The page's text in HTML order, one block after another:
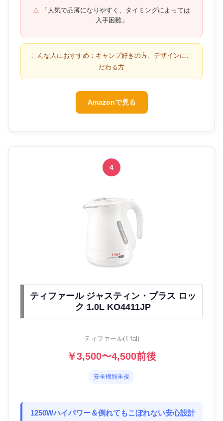
「人気で品薄になりやすく、タイミングによっては
入手困難」
こんな人におすすめ：キャンプ好きの方、デザインにこ
だわる方
Amazonで見る
4
ティファール ジャスティン・プラス ロッ
ク 1.0L KO4411JP
ティファール(T-fal)
￥3,500〜4,500前後
安全機能重視
1250Wハイパワー＆倒れてもこぼれない安心設計